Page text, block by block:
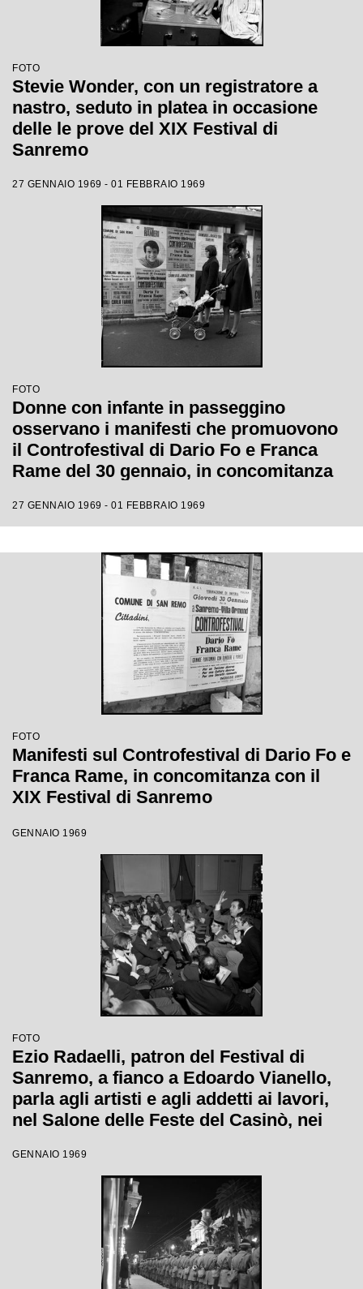
FOTO
Stevie Wonder, con un registratore a
nastro, seduto in platea in occasione
delle le prove del XIX Festival di
Sanremo
27 GENNAIO 1969 - 01 FEBBRAIO 1969
FOTO
Donne con infante in passeggino
osservano i manifesti che promuovono
il Controfestival di Dario Fo e Franca
Rame del 30 gennaio, in concomitanza
27 GENNAIO 1969 - 01 FEBBRAIO 1969
FOTO
Manifesti sul Controfestival di Dario Fo e
Franca Rame, in concomitanza con il
XIX Festival di Sanremo
GENNAIO 1969
FOTO
Ezio Radaelli, patron del Festival di
Sanremo, a fianco a Edoardo Vianello,
parla agli artisti e agli addetti ai lavori,
nel Salone delle Feste del Casinò, nei
GENNAIO 1969